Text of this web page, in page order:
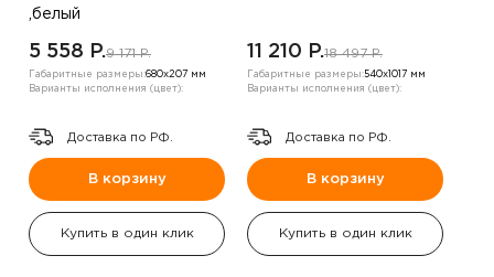
,белый
5 558 P.9 171 P.
Габаритные размеры:680х207 мм
Варианты исполнения (цвет):
Доставка по РФ.
В корзину
Купить в один клик
11 210 P.18 497 P.
Габаритные размеры:540х1017 мм
Варианты исполнения (цвет):
Доставка по РФ.
В корзину
Купить в один клик